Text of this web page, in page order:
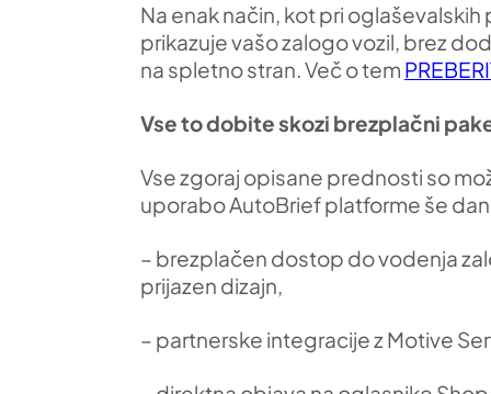
Na enak način, kot pri
prikazuje vašo zalogo vozil, brez
na spletno stran. Več o tem
Vse to dobite skozi brezplačni
Vse zgoraj opisane prednosti so
uporabo AutoBrief platforme še
– brezplačen dostop do vodenja
prijazen dizajn,
– partnerske integracije z Motive